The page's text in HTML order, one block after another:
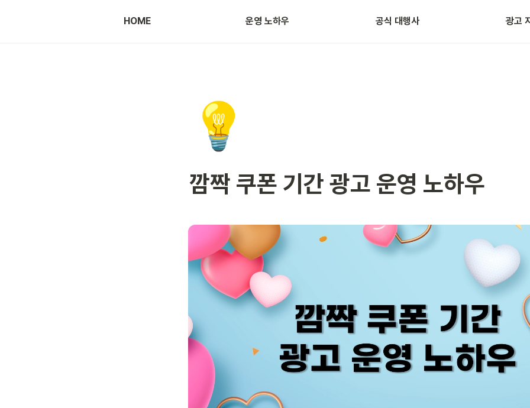
HOME 운영 노하우 공식 대행사 광고
광고 등록 방법 자주 묻는 질문 광고
💡
깜짝 쿠폰 기간 광고 운영 노하우